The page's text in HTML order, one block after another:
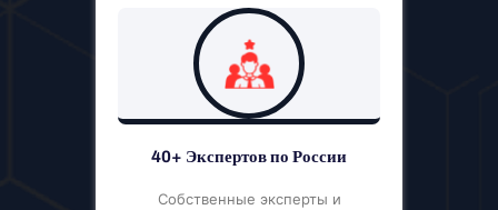
40+ Экспертов по России
Собственные эксперты и